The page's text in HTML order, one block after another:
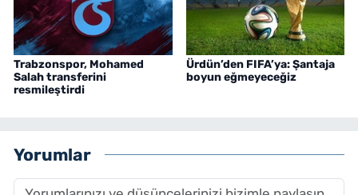
Trabzonspor, Mohamed
Salah transferini
resmileştirdi
Ürdün’den FIFA’ya: Şantaja
boyun eğmeyeceğiz
Yorumlar